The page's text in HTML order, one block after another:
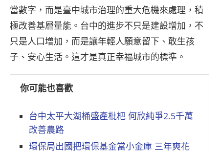
當數字，而是臺中城市治理的重大危機來處理，積
極改善基層量能。台中的進步不只是建設增加，不
只是人口增加，而是讓年輕人願意留下、敢生孩
子、安心生活。這才是真正幸福城市的標準。
你可能也喜歡
台中太平大湖桶盛產枇杷 何欣純爭2.5千萬
改善農路
環保局出國把環保基金當小金庫 三年爽花